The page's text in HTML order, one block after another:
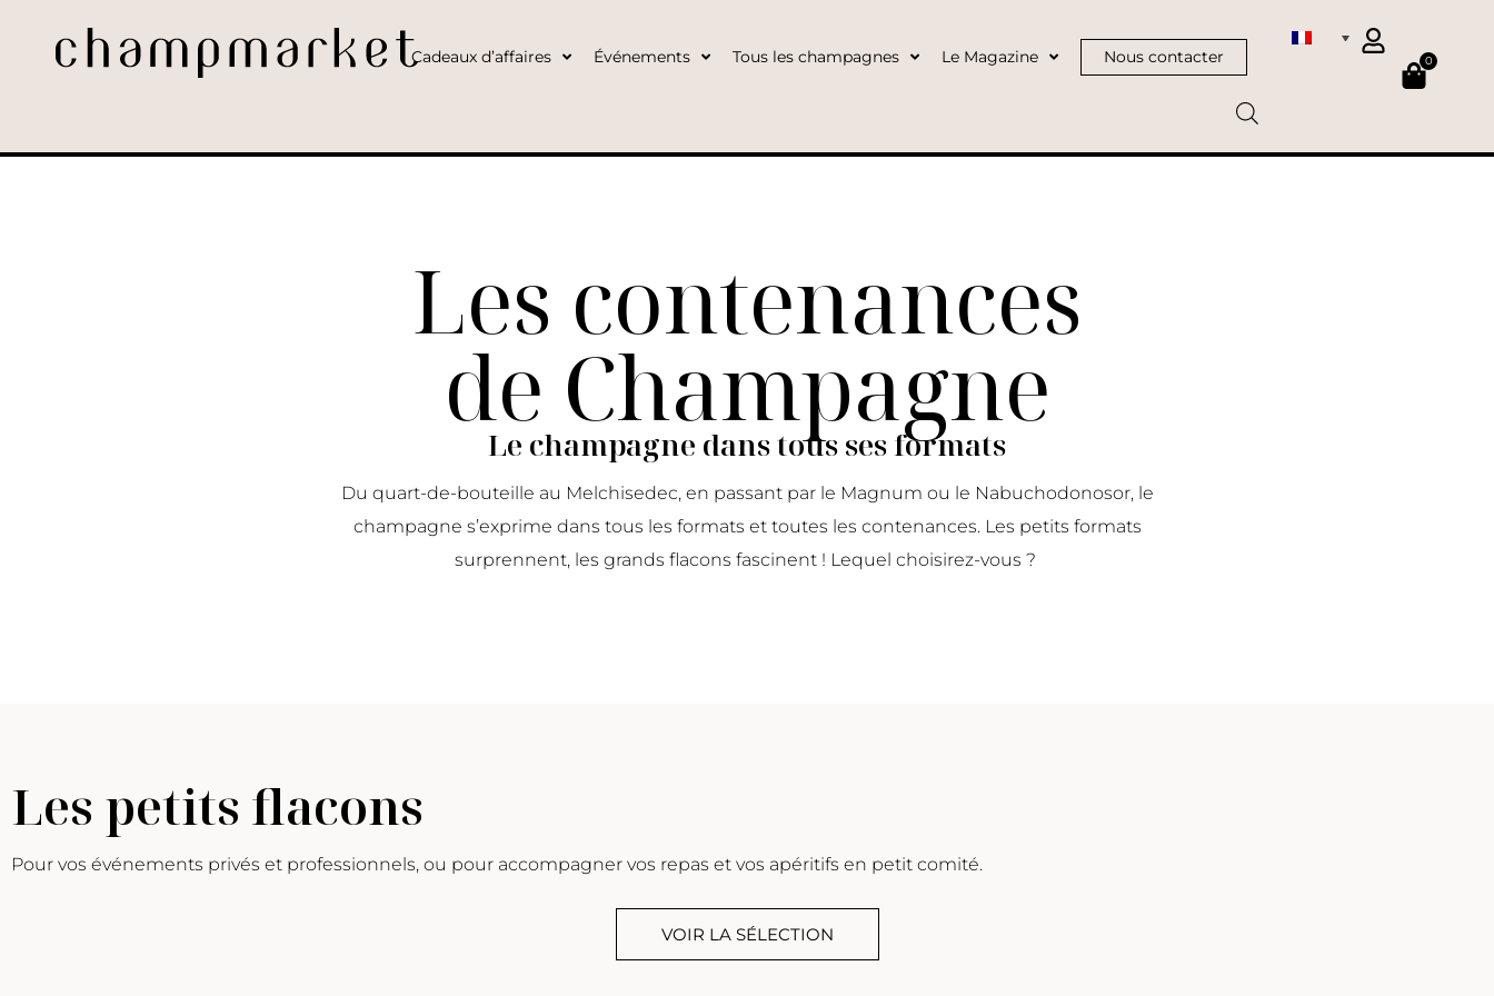
Cadeaux d’affaires Événements Tous les champagnes Le Magazine Nous contacter 0
Les contenances
de Champagne
Le champagne dans tous ses formats
Du quart-de-bouteille au Melchisedec, en passant par le Magnum ou le Nabuchodonosor, le
champagne s’exprime dans tous les formats et toutes les contenances. Les petits formats
surprennent, les grands flacons fascinent ! Lequel choisirez-vous ?
Les petits flacons
Pour vos événements privés et professionnels, ou pour accompagner vos repas et vos apéritifs en petit comité.
VOIR LA SÉLECTION